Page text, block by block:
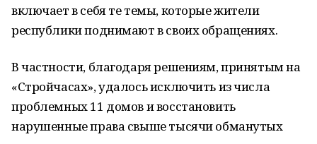
включает в себя те темы, которые жители
республики поднимают в своих обращениях.
В частности, благодаря решениям, принятым на
«Стройчасах», удалось исключить из числа
проблемных 11 домов и восстановить
нарушенные права свыше тысячи обманутых